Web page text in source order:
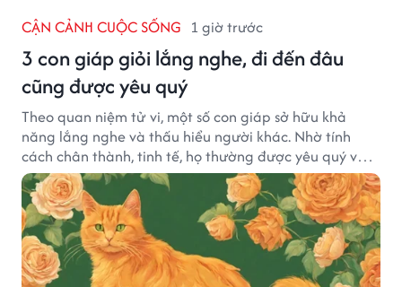
CẬN CẢNH CUỘC SỐNG 1 giờ trước
3 con giáp giỏi lắng nghe, đi đến đâu
cũng được yêu quý
Theo quan niệm tử vi, một số con giáp sở hữu khả
năng lắng nghe và thấu hiểu người khác. Nhờ tính
cách chân thành, tinh tế, họ thường được yêu quý và
tạo dựng nhiều mối quan hệ tốt đẹp.